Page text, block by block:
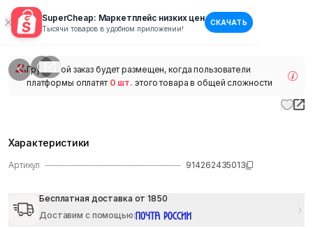
SuperCheap: Маркетплейс низких цен
Тысячи товаров в удобном приложении!
СКАЧАТЬ
1/
Групповой заказ будет размещен, когда пользователи
платформы оплатят 0 шт. этого товара в общей сложности
Характеристики
Артикул 914262435013
Бесплатная доставка от 1850
Доставим с помощью: